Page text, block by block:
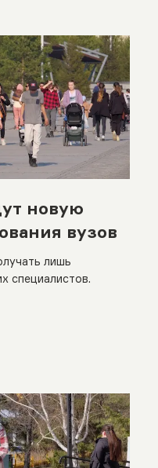
новую
вузов
лишь
специалистов.